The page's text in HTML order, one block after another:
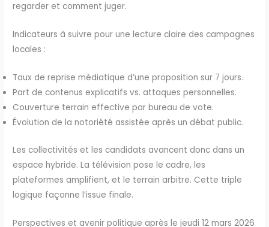
regarder et comment juger.
Indicateurs à suivre pour une lecture claire des campagnes
locales :
Taux de reprise médiatique d’une proposition sur 7 jours.
Part de contenus explicatifs vs. attaques personnelles.
Couverture terrain effective par bureau de vote.
Évolution de la notoriété assistée après un débat public.
Les collectivités et les candidats avancent donc dans un
espace hybride. La télévision pose le cadre, les
plateformes amplifient, et le terrain arbitre. Cette triple
logique façonne l’issue finale.
Perspectives et avenir politique après le jeudi 12 mars 2026